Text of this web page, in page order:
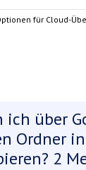
für Cloud-
ich über
Ordner
2